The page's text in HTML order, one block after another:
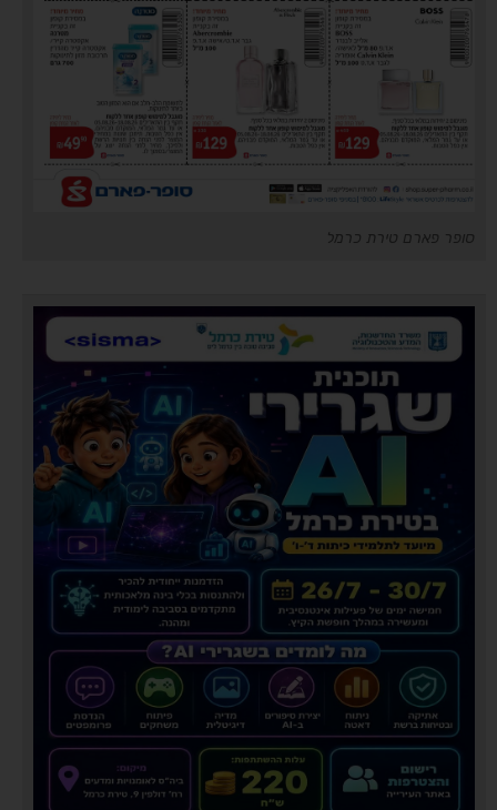
סופר פארם טירת כרמל